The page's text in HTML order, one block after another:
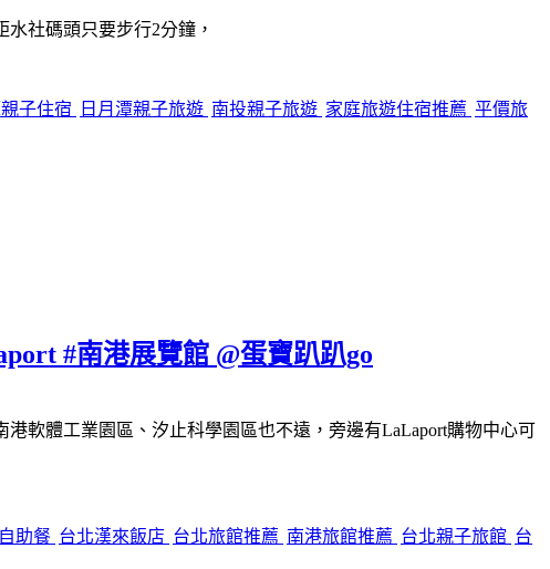
社碼頭只要步行2分鐘，
子住宿 日月潭親子旅遊 南投親子旅遊 家庭旅遊住宿推薦 平價旅
#南港展覽館 @蛋寶趴趴go
軟體工業園區、汐止科學園區也不遠，旁邊有LaLaport購物中心可
助餐 台北漢來飯店 台北旅館推薦 南港旅館推薦 台北親子旅館 台